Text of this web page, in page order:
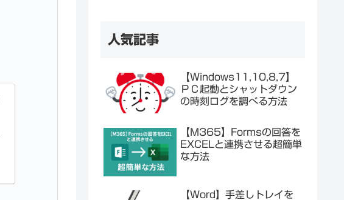
人気記事
【Windows11,10,8,7】
ＰＣ起動とシャットダウン
の時刻ログを調べる方法
【M365】Formsの回答を
EXCELと連携させる超簡単
な方法
【Word】手差しトレイを